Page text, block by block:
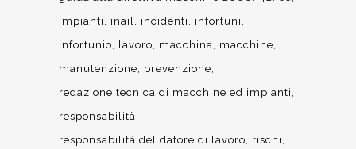
impianti
inail incidenti
infortuni
infortunio
lavoro macchina
macchine
manutenzione
prevenzione
redazione tecnica di macchine ed impianti
responsabilità
responsabilità del datore di lavoro
rischi